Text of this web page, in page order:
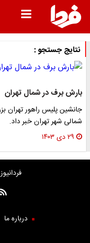
نتایج جستجو :
بارش برف در شمال تهران
جانشین پلیس راهور تهران
شمالی شهر تهران خبر داد.
۲۹ دی ۱۴۰۳
درباره ما